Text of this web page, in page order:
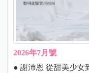
2026年7月號
● 謝沛恩 從甜美少女